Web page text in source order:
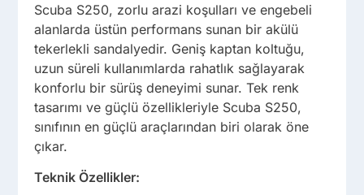
Scuba S250, zorlu arazi koşulları ve engebeli
alanlarda üstün performans sunan bir akülü
tekerlekli sandalyedir. Geniş kaptan koltuğu,
uzun süreli kullanımlarda rahatlık sağlayarak
konforlu bir sürüş deneyimi sunar. Tek renk
tasarımı ve güçlü özellikleriyle Scuba S250,
sınıfının en güçlü araçlarından biri olarak öne
çıkar.
Teknik Özellikler: